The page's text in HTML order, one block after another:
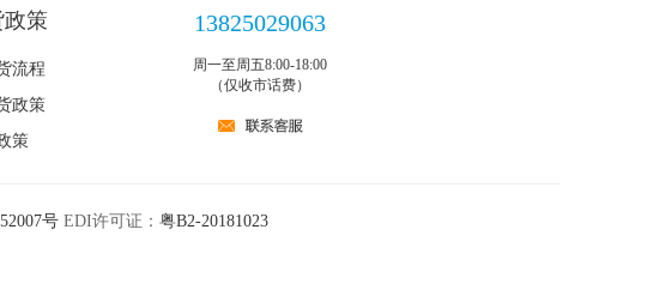
政策
流程
政策
策
13825029063
周一至周五8:00-18:00
（仅收市话费）
号 EDI许可证： 粤B2-20181023